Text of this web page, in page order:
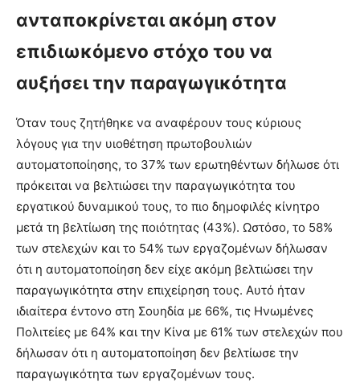
ανταποκρίνεται ακόμη στον
επιδιωκόμενο στόχο του να
αυξήσει την παραγωγικότητα
Όταν τους ζητήθηκε να αναφέρουν τους κύριους
λόγους για την υιοθέτηση πρωτοβουλιών
αυτοματοποίησης, το 37% των ερωτηθέντων δήλωσε ότι
πρόκειται να βελτιώσει την παραγωγικότητα του
εργατικού δυναμικού τους, το πιο δημοφιλές κίνητρο
μετά τη βελτίωση της ποιότητας (43%). Ωστόσο, το 58%
των στελεχών και το 54% των εργαζομένων δήλωσαν
ότι η αυτοματοποίηση δεν είχε ακόμη βελτιώσει την
παραγωγικότητα στην επιχείρηση τους. Αυτό ήταν
ιδιαίτερα έντονο στη Σουηδία με 66%, τις Ηνωμένες
Πολιτείες με 64% και την Κίνα με 61% των στελεχών που
δήλωσαν ότι η αυτοματοποίηση δεν βελτίωσε την
παραγωγικότητα των εργαζομένων τους.